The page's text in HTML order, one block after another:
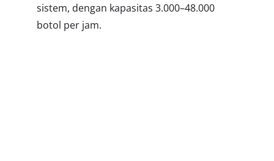
sistem, dengan kapasitas 3.000–48.000
botol per jam.